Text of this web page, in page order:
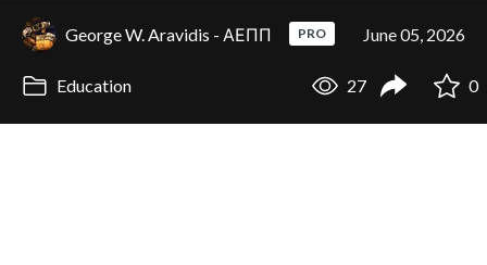
George W. Aravidis - ΑΕΠΠ PRO June 05, 2026
Education 27 0